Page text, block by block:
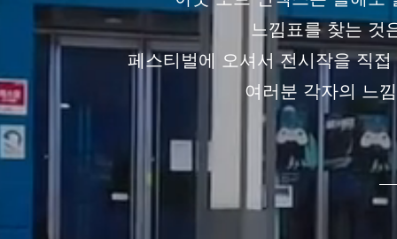
느낌표를 찾는 것
페스티벌에 오셔서 전시작을 직
여러분 각자의 느